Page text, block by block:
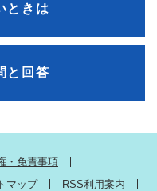
ときは
と回答
・免責事項
マップ
RSS利用案内